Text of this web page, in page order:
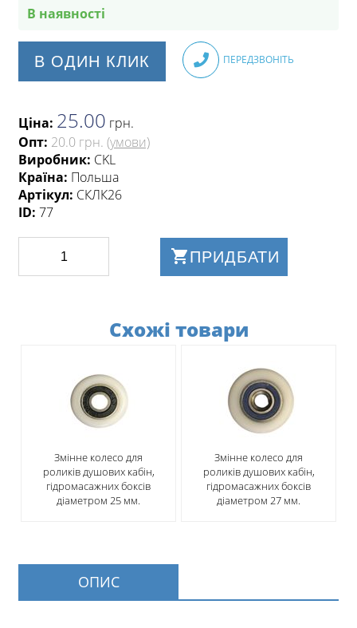
В наявності
В ОДИН КЛИК ПЕРЕДЗВОНІТЬ
Ціна: 25.00 грн.
Опт: 20.0 грн. (умови)
Виробник: CKL
Країна: Польша
Артікул: СКЛК26
ID: 77
ПРИДБАТИ
Схожі товари
Змінне колесо для
роликів душових кабін,
гідромасажних боксів
діаметром 25 мм.
Змінне колесо для
роликів душових кабін,
гідромасажних боксів
діаметром 27 мм.
ОПИС